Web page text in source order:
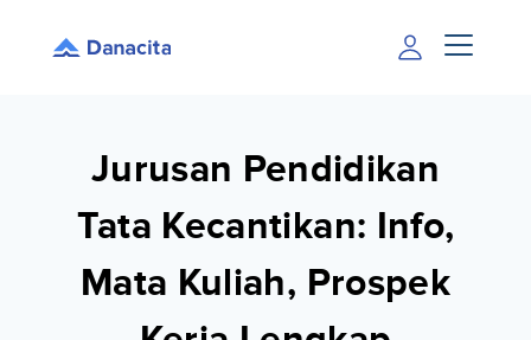
Jurusan Pendidikan
Tata Kecantikan: Info,
Mata Kuliah, Prospek